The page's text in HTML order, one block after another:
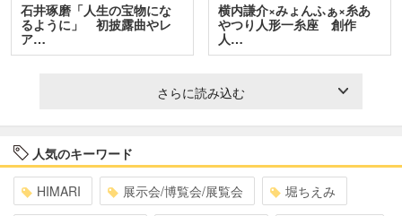
石井琢磨「人生の宝物にな
るように」 初披露曲やレ
ア…
横内謙介×みょんふぁ×糸あ
やつり人形一糸座 創作
人…
さらに読み込む
人気のキーワード
HIMARI 展示会/博覧会/展覧会 堀ちえみ